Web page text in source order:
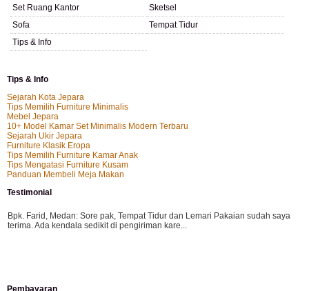
Set Ruang Kantor
Sketsel
Sofa
Tempat Tidur
Tips & Info
Tips & Info
Sejarah Kota Jepara
Tips Memilih Furniture Minimalis
Mebel Jepara
10+ Model Kamar Set Minimalis Modern Terbaru
Sejarah Ukir Jepara
Furniture Klasik Eropa
Tips Memilih Furniture Kamar Anak
Tips Mengatasi Furniture Kusam
Panduan Membeli Meja Makan
Testimonial
Bpk. Farid, Medan: Sore pak, Tempat Tidur dan Lemari Pakaian sudah saya
terima. Ada kendala sedikit di pengiriman kare...
Pembayaran